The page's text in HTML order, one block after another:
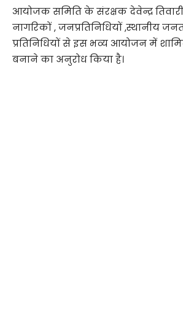
आयोजक समिति के संरक्षक देवेन्द्र
नागरिकों , जनप्रतिनिधियों ,स्थानीय
प्रतिनिधियों से इस भव्य आयोजन में
बनाने का अनुरोध किया है।